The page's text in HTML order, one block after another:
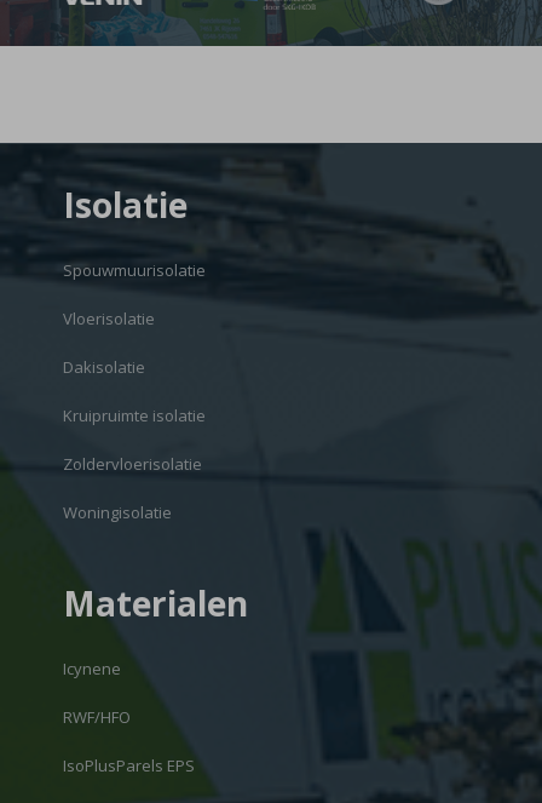
Isolatie
Spouwmuurisolatie
Vloerisolatie
Dakisolatie
Kruipruimte isolatie
Zoldervloerisolatie
Woningisolatie
Materialen
Icynene
RWF/HFO
IsoPlusParels EPS